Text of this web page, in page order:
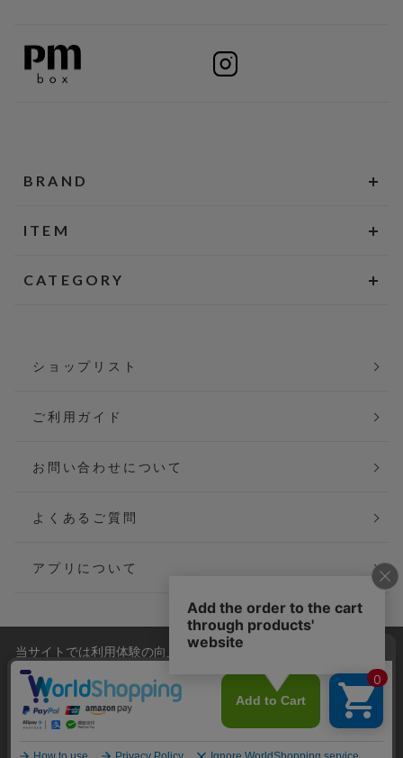
BRAND
ITEM
CATEGORY
ショップリスト
ご利用ガイド
お問い合わせについて
よくあるご質問
アプリについて
会社概要
ご利用規約
個人情報保護方針
当サイトでは利用体験の向上およびコンテンツの最適な提供、ト
ラフィックの分析を目的としてCookieを使用しています。
サイトの閲覧を継続された場合、Cookieの利用に同意したことも
のといたします。
詳細については
プライバシーポリシーをご確認ください。
承諾する